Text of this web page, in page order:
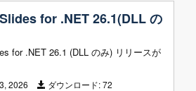
for .NET 26.1(DLL の
for .NET 26.1 (DLL のみ) リリースが
2026 ダウンロード:72